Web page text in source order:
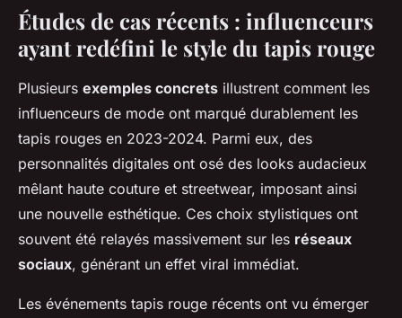
Études de cas récents : influenceurs
ayant redéfini le style du tapis rouge
Plusieurs exemples concrets illustrent comment les
influenceurs de mode ont marqué durablement les
tapis rouges en 2023-2024. Parmi eux, des
personnalités digitales ont osé des looks audacieux
mêlant haute couture et streetwear, imposant ainsi
une nouvelle esthétique. Ces choix stylistiques ont
souvent été relayés massivement sur les réseaux
sociaux, générant un effet viral immédiat.
Les événements tapis rouge récents ont vu émerger